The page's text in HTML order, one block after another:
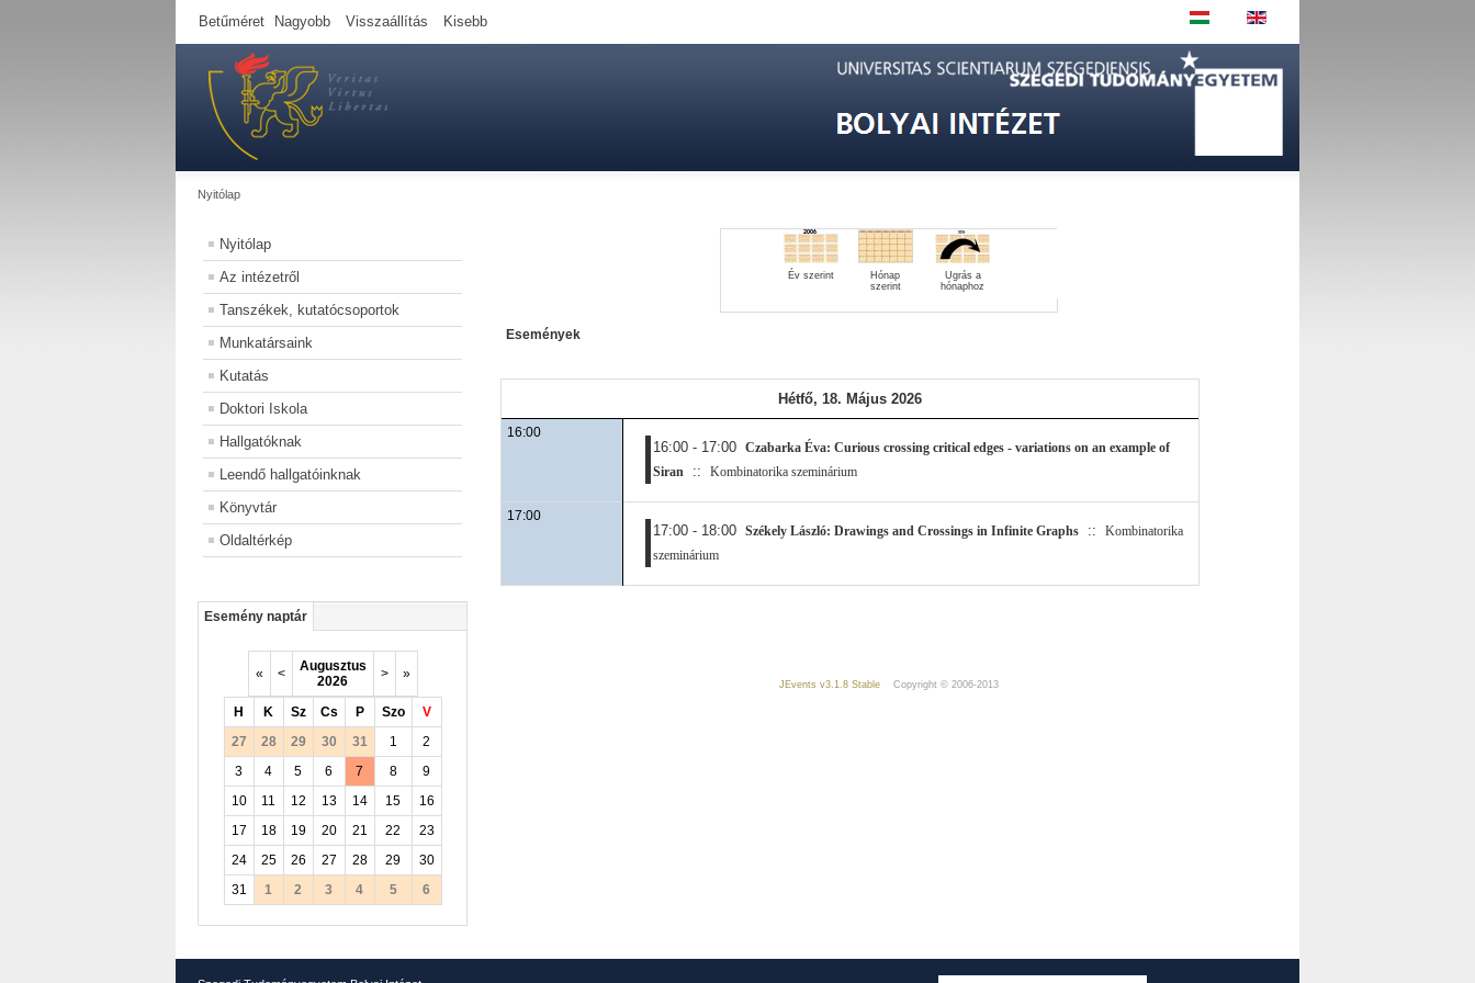
Betűméret Nagyobb Visszaállítás Kisebb
Nyitólap
Nyitólap
Az intézetről
Tanszékek, kutatócsoportok
Munkatársaink
Kutatás
Doktori Iskola
Hallgatóknak
Leendő hallgatóinknak
Könyvtár
Oldaltérkép
Esemény naptár
« <
Augusztus
2026
> »
H K Sz Cs P Szo
V
27
28 29 30 31 1
2
3
4 5 6 7 8
9
10
11 12 13 14 15
16
17
18 19 20 21 22
23
24
25 26 27 28 29
30
31
1 2 3 4 5 6
Év szerint
Hónap
szerint
Ugrás a
hónaphoz
Események
Hétfő, 18. Május 2026
16:00
16:00 - 17:00 Czabarka Éva: Curious crossing critical edges - variations on an example of
Siran
:: Kombinatorika szeminárium
17:00
17:00 - 18:00 Székely László: Drawings and Crossings in Infinite Graphs :: Kombinatorika
szeminárium
JEvents v3.1.8 Stable Copyright © 2006-2013